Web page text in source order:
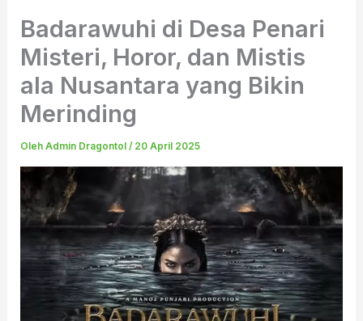
Badarawuhi di Desa Penari
Misteri, Horor, dan Mistis
ala Nusantara yang Bikin
Merinding
OlehAdmin Dragontol/ 20 April 2025